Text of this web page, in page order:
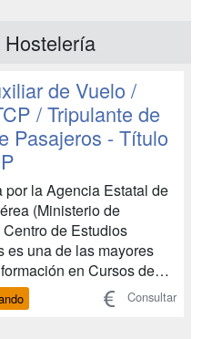
aéreas en la
Hostelería
de Vuelo /
/ Tripulante de
Pasajeros - Título
por la Agencia Estatal de
(Ministerio de
de Estudios
es una de las mayores
en Cursos de
Cabina de Pasajeros y
de Operaciones
Consultar